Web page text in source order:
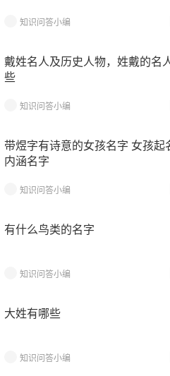
知识问答小编
戴姓名人及历史人物，姓戴的名
些
知识问答小编
带煜字有诗意的女孩名字 女孩起名诗意
内涵名字
知识问答小编
有什么鸟类的名字
知识问答小编
大姓有哪些
知识问答小编